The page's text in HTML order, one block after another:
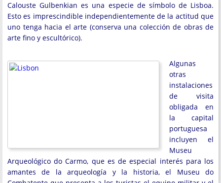
Calouste Gulbenkian es una especie de símbolo de Lisboa.
Esto es imprescindible independientemente de la actitud que
uno tenga hacia el arte (conserva una colección de obras de
arte fino y escultórico).
Algunas
otras
instalaciones
de visita
obligada en
la capital
portuguesa
incluyen el
Museu
Arqueológico do Carmo, que es de especial interés para los
amantes de la arqueología y la historia, el Museu do